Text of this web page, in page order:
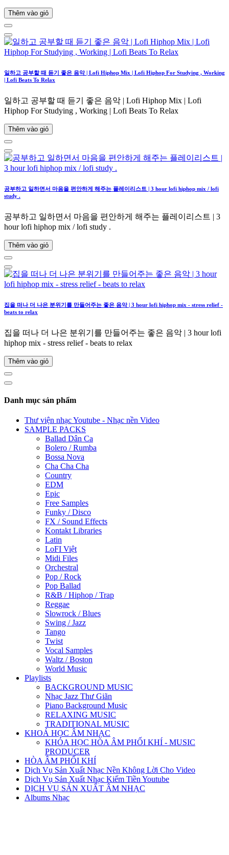
Thêm vào giỏ
일하고 공부할 때 듣기 좋은 음악 | Lofi Hiphop Mix | Lofi Hiphop For Studying , Working
| Lofi Beats To Relax
일하고 공부할 때 듣기 좋은 음악 | Lofi Hiphop Mix | Lofi
Hiphop For Studying , Working | Lofi Beats To Relax
Thêm vào giỏ
공부하고 일하면서 마음을 편안하게 해주는 플레이리스트 | 3 hour lofi hiphop mix / lofi
study .
공부하고 일하면서 마음을 편안하게 해주는 플레이리스트 | 3
hour lofi hiphop mix / lofi study .
Thêm vào giỏ
집을 떠나 더 나은 분위기를 만들어주는 좋은 음악 | 3 hour lofi hiphop mix - stress relief -
beats to relax
집을 떠나 더 나은 분위기를 만들어주는 좋은 음악 | 3 hour lofi
hiphop mix - stress relief - beats to relax
Thêm vào giỏ
Danh mục sản phẩm
Thư viện nhạc Youtube - Nhạc nền Video
SAMPLE PACKS
Ballad Dân Ca
Bolero / Rumba
Bossa Nova
Cha Cha Cha
Country
EDM
Epic
Free Samples
Funky / Disco
FX / Sound Effects
Kontakt Libraries
Latin
LoFI Việt
Midi Files
Orchestral
Pop / Rock
Pop Ballad
R&B / Hiphop / Trap
Reggae
Slowrock / Blues
Swing / Jazz
Tango
Twist
Vocal Samples
Waltz / Boston
World Music
Playlists
BACKGROUND MUSIC
Nhạc Jazz Thư Giãn
Piano Background Music
RELAXING MUSIC
TRADITIONAL MUSIC
KHOÁ HỌC ÂM NHẠC
KHÓA HỌC HÒA ÂM PHỐI KHÍ - MUSIC
PRODUCER
HÒA ÂM PHỐI KHÍ
Dịch Vụ Sản Xuất Nhạc Nền Không Lời Cho Video
Dịch Vụ Sản Xuất Nhạc Kiếm Tiền Youtube
DỊCH VỤ SẢN XUẤT ÂM NHẠC
Albums Nhạc